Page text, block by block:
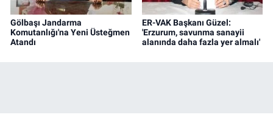
Gölbaşı Jandarma
Komutanlığı'na Yeni Üsteğmen
Atandı
ER-VAK Başkanı Güzel:
'Erzurum, savunma sanayii
alanında daha fazla yer almalı'